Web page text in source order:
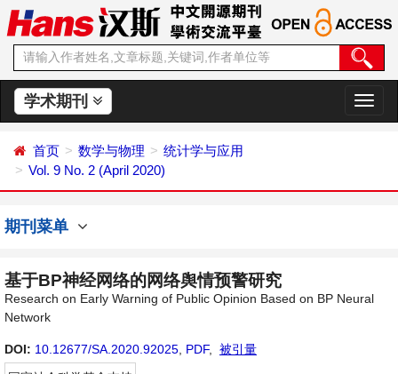
学术期刊
切
换
首页 数学与物理
统计学与应用
Vol. 9 No. 2 (April 2020)
期刊菜单
基于BP神经网络的网络舆情预警研究
Research on Early Warning of Public Opinion Based on BP Neural
Network
DOI: 10.12677/SA.2020.92025 PDF,
被引量